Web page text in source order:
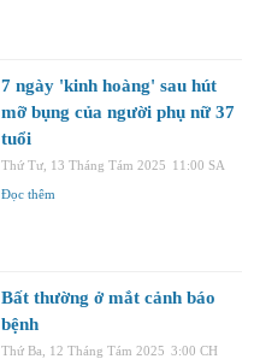
7 ngày 'kinh hoàng' sau hút
mỡ bụng của người phụ nữ 37
tuổi
Thứ Tư, 13 Tháng Tám 2025 11:00 SA
Đọc thêm
Bất thường ở mắt cảnh báo
bệnh
Thứ Ba, 12 Tháng Tám 2025 3:00 CH